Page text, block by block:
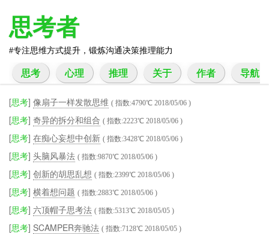
思考者
专注思维方式提升，锻炼沟通决策推理能力
思考 心理 推理 关于 作者 导航
[思考] 像扇子一样发散思维 ( 指数:4790℃ 2018/05/06 )
[思考] 奇异的拆分和组合 ( 指数:2223℃ 2018/05/06 )
[思考] 在痴心妄想中创新 ( 指数:3428℃ 2018/05/06 )
[思考] 头脑风暴法 ( 指数:9870℃ 2018/05/06 )
[思考] 创新的胡思乱想 ( 指数:2399℃ 2018/05/06 )
[思考] 横着想问题 ( 指数:2883℃ 2018/05/06 )
[思考] 六顶帽子思考法 ( 指数:5313℃ 2018/05/05 )
[思考] SCAMPER奔驰法 ( 指数:7128℃ 2018/05/05 )